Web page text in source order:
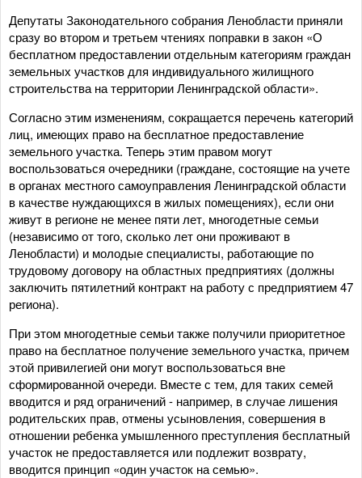
Депутаты Законодательного собрания Ленобласти приняли
сразу во втором и третьем чтениях поправки в закон «О
бесплатном предоставлении отдельным категориям граждан
земельных участков для индивидуального жилищного
строительства на территории Ленинградской области».
Согласно этим изменениям, сокращается перечень категорий
лиц, имеющих право на бесплатное предоставление
земельного участка. Теперь этим правом могут
воспользоваться очередники (граждане, состоящие на учете
в органах местного самоуправления Ленинградской области
в качестве нуждающихся в жилых помещениях), если они
живут в регионе не менее пяти лет, многодетные семьи
(независимо от того, сколько лет они проживают в
Ленобласти) и молодые специалисты, работающие по
трудовому договору на областных предприятиях (должны
заключить пятилетний контракт на работу с предприятием 47
региона).
При этом многодетные семьи также получили приоритетное
право на бесплатное получение земельного участка, причем
этой привилегией они могут воспользоваться вне
сформированной очереди. Вместе с тем, для таких семей
вводится и ряд ограничений - например, в случае лишения
родительских прав, отмены усыновления, совершения в
отношении ребенка умышленного преступления бесплатный
участок не предоставляется или подлежит возврату,
вводится принцип «один участок на семью».